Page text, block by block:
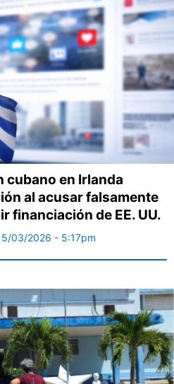
cubano en Irlanda
al acusar falsamente
financiación de EE. UU.
03/2026 - 5:17pm